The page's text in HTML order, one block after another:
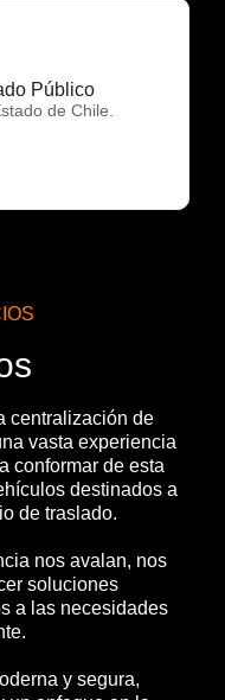
Público
de Chile.
centralización de
vasta experiencia
conformar de esta
destinados a
de traslado.
nos avalan, nos
soluciones
a las necesidades
y segura,